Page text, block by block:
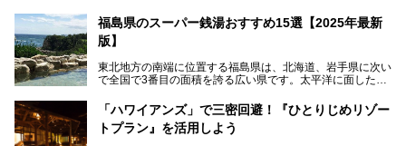
ELS & RESORTSの「御宿東鳳」です。
大浴場は「宙の湯」「棚雲の湯」の2つ。いずれも素晴らし
の郷土料理など夕朝食の美味しさも評判。人気のこのお宿の
過ごし方を徹底紹介いたします。
───
提供元：オリックス・ホテルマネジメント株式会社【PR】
この記事は会津東山温泉 御宿東鳳のPR記事です。
福島県のスーパー銭湯おすすめ15選【2025年最新
版】
東北地方の南端に位置する福島県は、北海道、岩手県に次い
で全国で3番目の面積を誇る広い県です。太平洋に面した
る「中通り」、磐梯山や猪苗代湖、五色沼、尾瀬湿原などが
ある「会津地方」まで、変化に富んだ自然を楽しめるのが魅
力です。
「ハワイアンズ」で三密回避！『ひとりじめリゾー
トプラン』を活用しよう